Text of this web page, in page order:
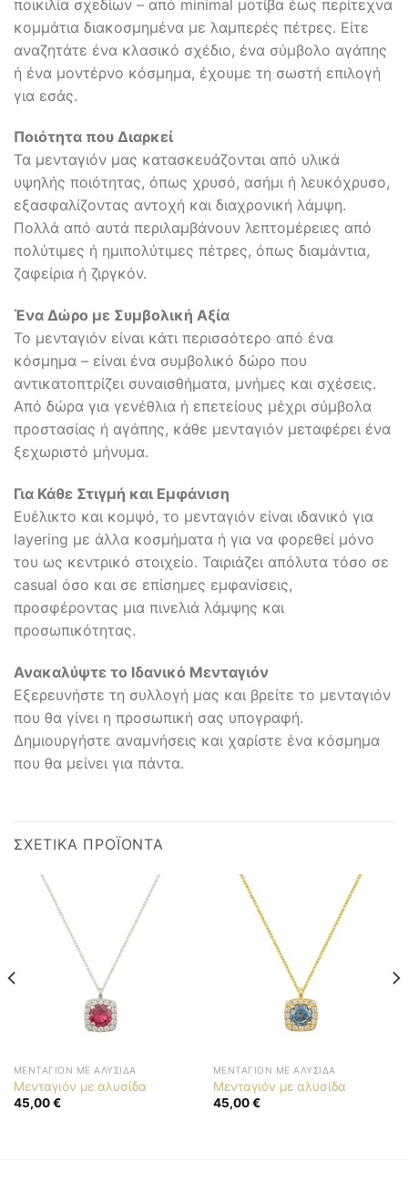
ποικιλία σχεδίων – από minimal μοτίβα έως περίτεχνα
κομμάτια διακοσμημένα με λαμπερές πέτρες. Είτε
αναζητάτε ένα κλασικό σχέδιο, ένα σύμβολο αγάπης
ή ένα μοντέρνο κόσμημα, έχουμε τη σωστή επιλογή
για εσάς.
Ποιότητα που Διαρκεί
Τα μενταγιόν μας κατασκευάζονται από υλικά
υψηλής ποιότητας, όπως χρυσό, ασήμι ή λευκόχρυσο,
εξασφαλίζοντας αντοχή και διαχρονική λάμψη.
Πολλά από αυτά περιλαμβάνουν λεπτομέρειες από
πολύτιμες ή ημιπολύτιμες πέτρες, όπως διαμάντια,
ζαφείρια ή ζιργκόν.
Ένα Δώρο με Συμβολική Αξία
Το μενταγιόν είναι κάτι περισσότερο από ένα
κόσμημα – είναι ένα συμβολικό δώρο που
αντικατοπτρίζει συναισθήματα, μνήμες και σχέσεις.
Από δώρα για γενέθλια ή επετείους μέχρι σύμβολα
προστασίας ή αγάπης, κάθε μενταγιόν μεταφέρει ένα
ξεχωριστό μήνυμα.
Για Κάθε Στιγμή και Εμφάνιση
Ευέλικτο και κομψό, το μενταγιόν είναι ιδανικό για
layering με άλλα κοσμήματα ή για να φορεθεί μόνο
του ως κεντρικό στοιχείο. Ταιριάζει απόλυτα τόσο σε
casual όσο και σε επίσημες εμφανίσεις,
προσφέροντας μια πινελιά λάμψης και
προσωπικότητας.
Ανακαλύψτε το Ιδανικό Μενταγιόν
Εξερευνήστε τη συλλογή μας και βρείτε το μενταγιόν
που θα γίνει η προσωπική σας υπογραφή.
Δημιουργήστε αναμνήσεις και χαρίστε ένα κόσμημα
που θα μείνει για πάντα.
ΣΧΕΤΙΚΆ ΠΡΟΪΌΝΤΑ
ΜΕΝΤΑΓΙΌΝ ΜΕ ΑΛΥΣΊΔΑ
Μενταγιόν με αλυσίδα
45,00€
ΜΕΝΤΑΓΙΌΝ ΜΕ ΑΛΥΣΊΔΑ
Μενταγιόν με αλυσίδα
45,00€